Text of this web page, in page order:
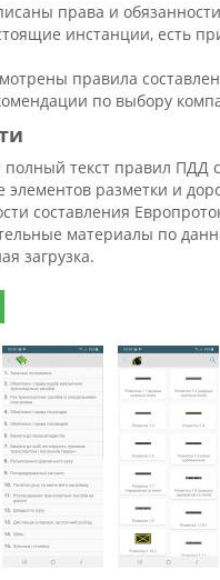
права и
инстанции, есть
правила
по выбору
полный текст правил
элементов разметки и
составления
материалы по
загрузка.